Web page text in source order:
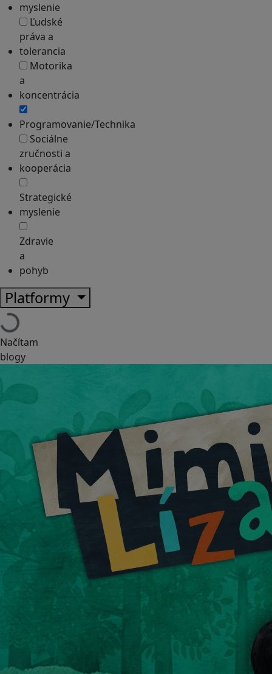
myslenie
Ľudské
práva a
tolerancia
Motorika
a
koncentrácia
Programovanie/Technika
Sociálne
zručnosti a
kooperácia
Strategické
myslenie
Zdravie
a
pohyb
Platformy
Načítam
blogy